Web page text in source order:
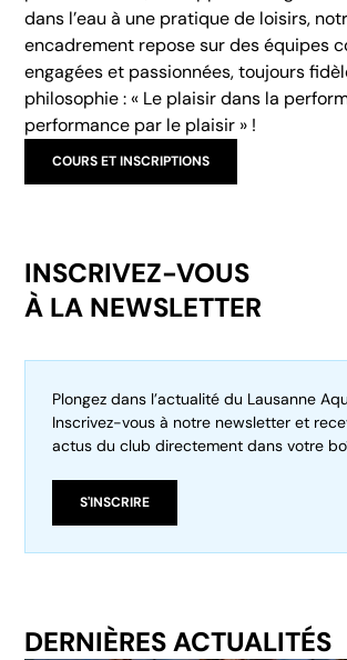
dans l’eau à une pratique de loisirs,
encadrement repose sur des équipes
engagées et passionnées, toujours
philosophie : « Le plaisir dans la
performance par le plaisir » !
COURS ET INSCRIPTIONS
INSCRIVEZ-VOUS
À LA NEWSLETTER
Plongez dans l’actualité du Lausanne
Inscrivez-vous à notre newsletter et
actus du club directement dans votre
S'INSCRIRE
DERNIÈRES ACTUALITÉS